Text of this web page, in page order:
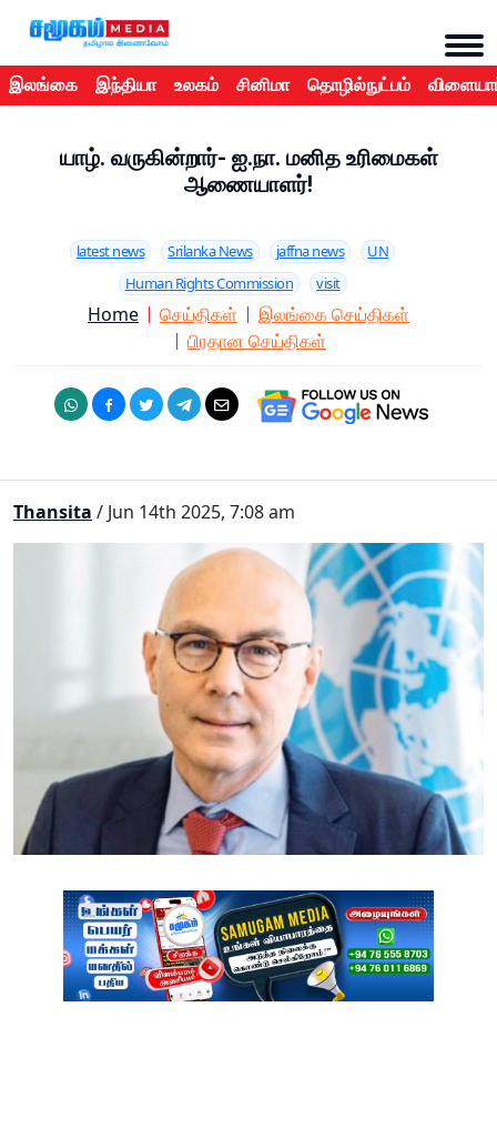
இலங்கை இந்தியா உலகம் சினிமா தொழில்நுட்பம்
யாழ். வருகின்றார்- ஐ.நா. மனித உரிமைகள்
ஆணையாளர்!
latest news Srilanka News jaffna news
UN
Human Rights Commission
visit
Home செய்திகள்
இலங்கை செய்திகள்
பிரதான செய்திகள்
Thansita / Jun 14th 2025, 7:08 am